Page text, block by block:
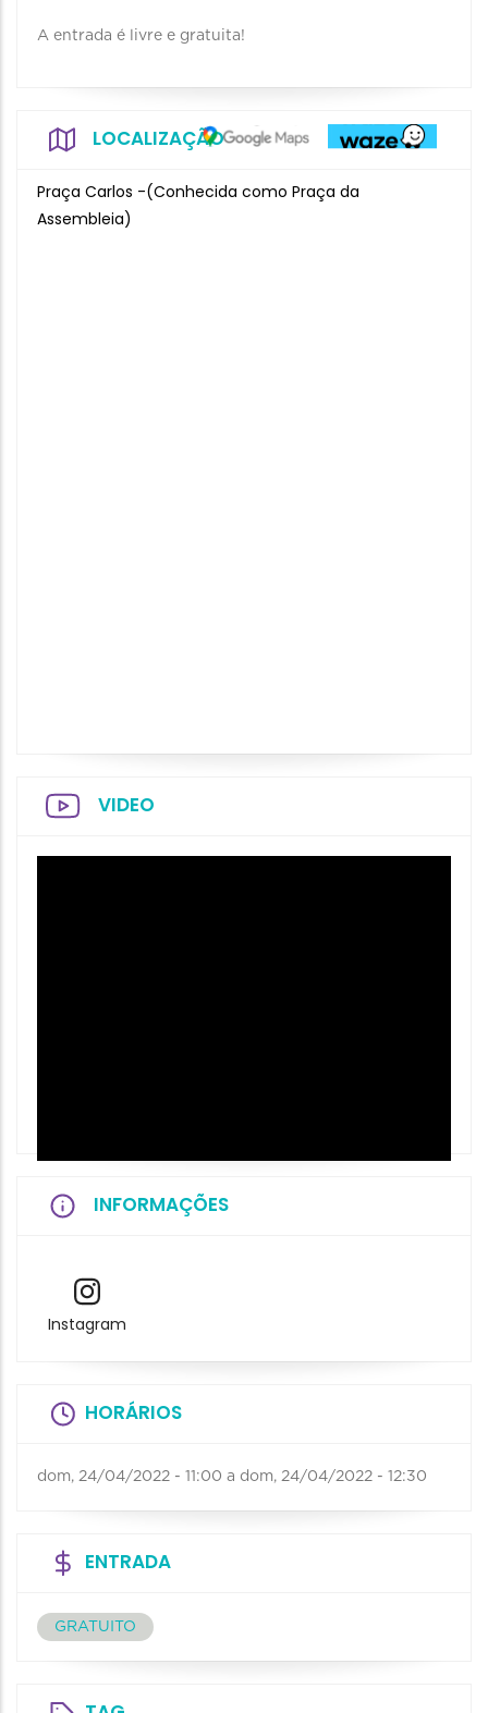
A entrada é livre e gratuita!
LOCALIZAÇÃO
Praça Carlos -(Conhecida como Praça da
Assembleia)
VIDEO
INFORMAÇÕES
Instagram
HORÁRIOS
dom, 24/04/2022 - 11:00 a dom, 24/04/2022 - 12:30
ENTRADA
GRATUITO